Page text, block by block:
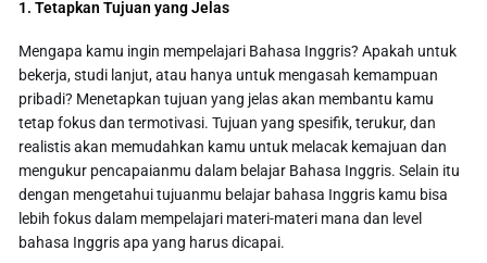
1. Tetapkan Tujuan yang Jelas
Mengapa kamu ingin mempelajari Bahasa Inggris? Apakah untuk
bekerja, studi lanjut, atau hanya untuk mengasah kemampuan
pribadi? Menetapkan tujuan yang jelas akan membantu kamu
tetap fokus dan termotivasi. Tujuan yang spesifik, terukur, dan
realistis akan memudahkan kamu untuk melacak kemajuan dan
mengukur pencapaianmu dalam belajar Bahasa Inggris. Selain itu
dengan mengetahui tujuanmu belajar bahasa Inggris kamu bisa
lebih fokus dalam mempelajari materi-materi mana dan level
bahasa Inggris apa yang harus dicapai.